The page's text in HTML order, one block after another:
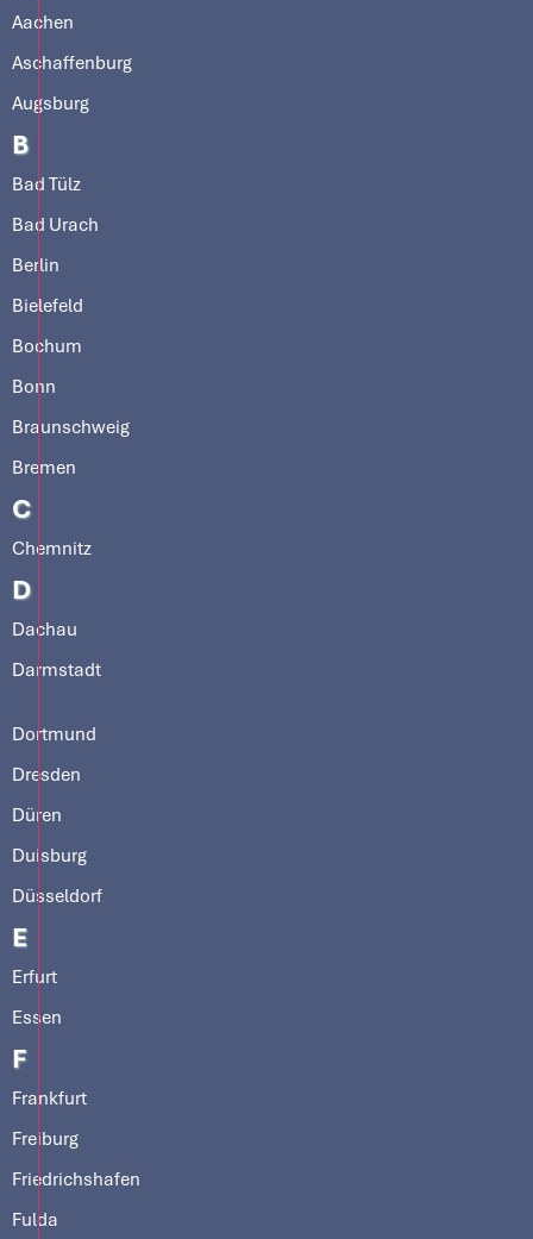
Aachen
Aschaffenburg
Augsburg
B
Bad Tülz
Bad Urach
Berlin
Bielefeld
Bochum
Bonn
Braunschweig
Bremen
C
Chemnitz
D
Dachau
Darmstadt
Dortmund
Dresden
Düren
Duisburg
Düsseldorf
E
Erfurt
Essen
F
Frankfurt
Freiburg
Friedrichshafen
Fulda